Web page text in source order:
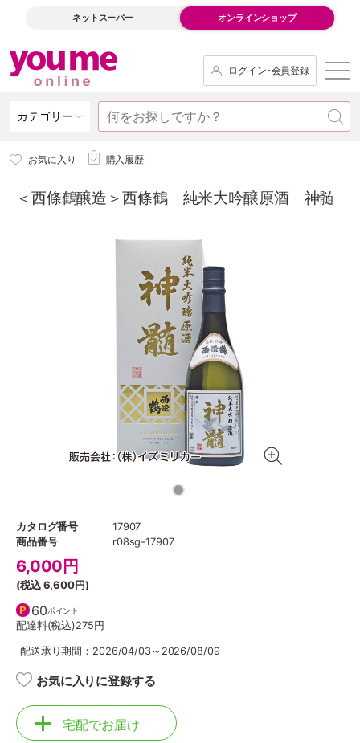
ネットスーパー オンラインショップ
ログイン･会員登録
カテゴリー
お気に入り 購入履歴
＜西條鶴醸造＞西條鶴 純米大吟醸原酒 神髄
カタログ番号
17907
商品番号
r08sg-17907
6,000 円
(税込6,600円)
60ポイント
配達料(税込)275円
配送承り期間：2026/04/03～2026/08/09
お気に入りに登録する
宅配でお届け